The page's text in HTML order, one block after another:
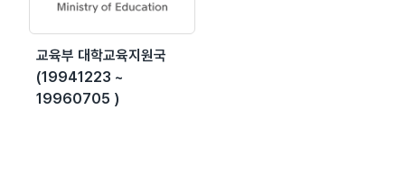
교육부 대학교육지원국
(19941223 ~
19960705 )